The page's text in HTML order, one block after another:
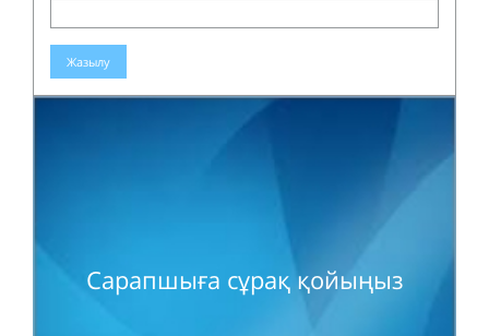
Жазылу
Сарапшыға сұрақ қойыңыз